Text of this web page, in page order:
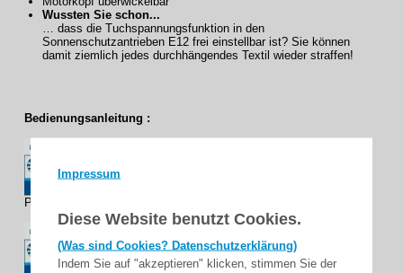
Impressum
Diese Website benutzt Cookies.
(Was sind Cookies? Datenschutzerklärung)
Indem Sie auf "akzeptieren" klicken, stimmen Sie der
Wussten Sie schon...
… dass die Tuchspannungsfunktion in den
Sonnenschutzantrieben E12 frei einstellbar ist? Sie können
damit ziemlich jedes durchhängendes Textil wieder straffen!
Bedienungsanleitung :
P5-16...L120-11 Modell: E12